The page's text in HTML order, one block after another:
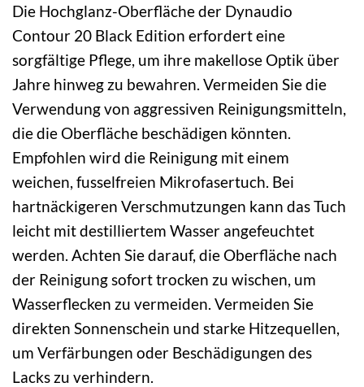
Die Hochglanz-Oberfläche der Dynaudio
Contour 20 Black Edition erfordert eine
sorgfältige Pflege, um ihre makellose Optik über
Jahre hinweg zu bewahren. Vermeiden Sie die
Verwendung von aggressiven Reinigungsmitteln,
die die Oberfläche beschädigen könnten.
Empfohlen wird die Reinigung mit einem
weichen, fusselfreien Mikrofasertuch. Bei
hartnäckigeren Verschmutzungen kann das Tuch
leicht mit destilliertem Wasser angefeuchtet
werden. Achten Sie darauf, die Oberfläche nach
der Reinigung sofort trocken zu wischen, um
Wasserflecken zu vermeiden. Vermeiden Sie
direkten Sonnenschein und starke Hitzequellen,
um Verfärbungen oder Beschädigungen des
Lacks zu verhindern.